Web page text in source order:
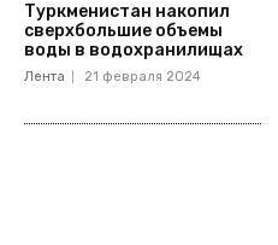
Туркменистан накопил
сверхбольшие объемы
воды в водохранилищах
Лента 21 февраля 2024